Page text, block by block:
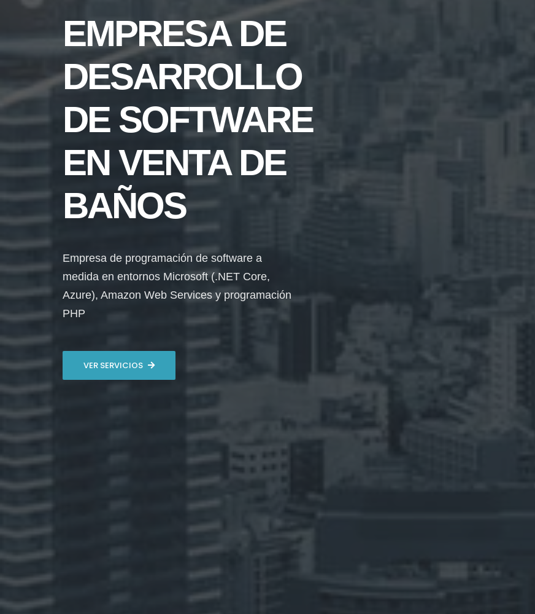
EMPRESA DE
DESARROLLO
DE SOFTWARE
EN VENTA DE
BAÑOS
Empresa de programación de software a
medida en entornos Microsoft (.NET Core,
Azure), Amazon Web Services y programación
PHP
VER SERVICIOS